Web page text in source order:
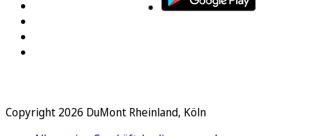
Copyright 2026 DuMont Rheinland, Köln